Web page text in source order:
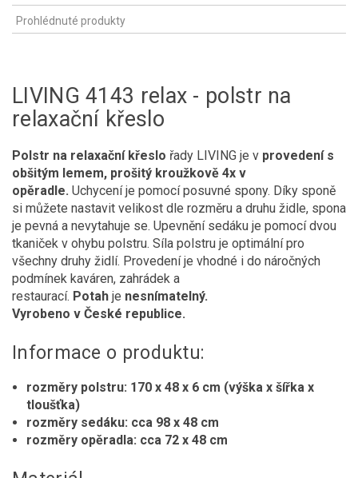
Prohlédnuté produkty
LIVING 4143 relax - polstr na
relaxační křeslo
Polstr na relaxační křeslo řady LIVING je v provedení s
obšitým lemem, prošitý kroužkově 4x v
opěradle. Uchycení je pomocí posuvné spony. Díky sponě
si můžete nastavit velikost dle rozměru a druhu židle, spona
je pevná a nevytahuje se. Upevnění sedáku je pomocí dvou
tkaniček v ohybu polstru. Síla polstru je optimální pro
všechny druhy židlí. Provedení je vhodné i do náročných
podmínek kaváren, zahrádek a
restaurací. Potah je nesnímatelný.
Vyrobeno v České republice.
Informace o produktu:
rozměry polstru: 170 x 48 x 6 cm (výška x šířka x
tloušťka)
rozměry sedáku: cca 98 x 48 cm
rozměry opěradla: cca 72 x 48 cm